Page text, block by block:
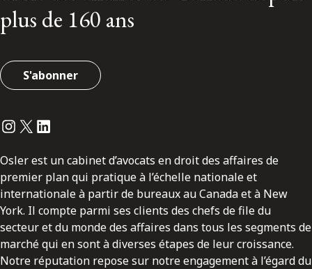
plus de 160 ans
S'abonner
Instagram
Twitter
LinkedIn
Osler est un cabinet d’avocats en droit des affaires de
premier plan qui pratique à l’échelle nationale et
internationale à partir de bureaux au Canada et à New
York. Il compte parmi ses clients des chefs de file du
secteur et du monde des affaires dans tous les segments de
marché qui en sont à diverses étapes de leur croissance.
Notre réputation repose sur notre engagement à l’égard du